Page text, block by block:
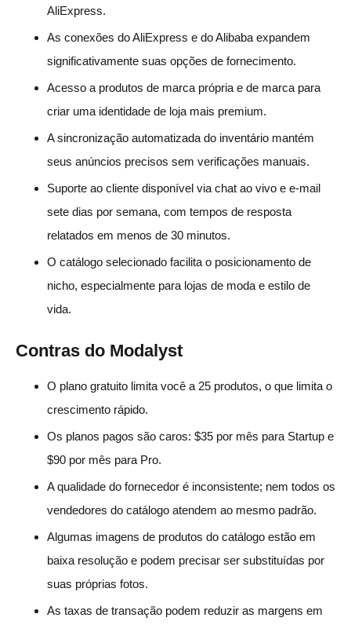
AliExpress.
As conexões do AliExpress e do Alibaba expandem
significativamente suas opções de fornecimento.
Acesso a produtos de marca própria e de marca para
criar uma identidade de loja mais premium.
A sincronização automatizada do inventário mantém
seus anúncios precisos sem verificações manuais.
Suporte ao cliente disponível via chat ao vivo e e-mail
sete dias por semana, com tempos de resposta
relatados em menos de 30 minutos.
O catálogo selecionado facilita o posicionamento de
nicho, especialmente para lojas de moda e estilo de
vida.
Contras do Modalyst
O plano gratuito limita você a 25 produtos, o que limita o
crescimento rápido.
Os planos pagos são caros: $35 por mês para Startup e
$90 por mês para Pro.
A qualidade do fornecedor é inconsistente; nem todos os
vendedores do catálogo atendem ao mesmo padrão.
Algumas imagens de produtos do catálogo estão em
baixa resolução e podem precisar ser substituídas por
suas próprias fotos.
As taxas de transação podem reduzir as margens em